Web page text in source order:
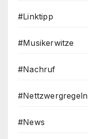
#Linktipp
#Musikerwitze
#Nachruf
#Nettzwergregeln
#News